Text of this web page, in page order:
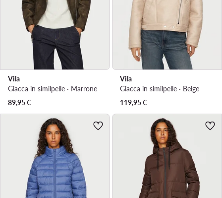
Vila
Giacca in similpelle · Marrone
89,95€
Vila
Giacca in similpelle · Beige
119,95€